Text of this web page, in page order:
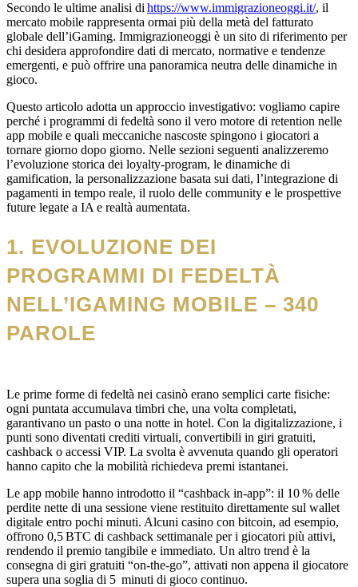
Secondo le ultime analisi dihttps://www.immigrazioneoggi.it/, il
mercato mobile rappresenta ormai più della metà del fatturato
globale dell’iGaming. Immigrazioneoggi è un sito di riferimento per
chi desidera approfondire dati di mercato, normative e tendenze
emergenti, e può offrire una panoramica neutra delle dinamiche in
gioco.
Questo articolo adotta un approccio investigativo: vogliamo capire
perché i programmi di fedeltà sono il vero motore di retention nelle
app mobile e quali meccaniche nascoste spingono i giocatori a
tornare giorno dopo giorno. Nelle sezioni seguenti analizzeremo
l’evoluzione storica dei loyalty‑program, le dinamiche di
gamification, la personalizzazione basata sui dati, l’integrazione di
pagamenti in tempo reale, il ruolo delle community e le prospettive
future legate a IA e realtà aumentata.
1. EVOLUZIONE DEI
PROGRAMMI DI FEDELTÀ
NELL’IGAMING MOBILE – 340
PAROLE
Le prime forme di fedeltà nei casinò erano semplici carte fisiche:
ogni puntata accumulava timbri che, una volta completati,
garantivano un pasto o una notte in hotel. Con la digitalizzazione, i
punti sono diventati crediti virtuali, convertibili in giri gratuiti,
cashback o accessi VIP. La svolta è avvenuta quando gli operatori
hanno capito che la mobilità richiedeva premi istantanei.
Le app mobile hanno introdotto il “cashback in‑app”: il 10 % delle
perdite nette di una sessione viene restituito direttamente sul wallet
digitale entro pochi minuti. Alcuni casino con bitcoin, ad esempio,
offrono 0,5 BTC di cashback settimanale per i giocatori più attivi,
rendendo il premio tangibile e immediato. Un altro trend è la
consegna di giri gratuiti “on‑the‑go”, attivati non appena il giocatore
supera una soglia di 5 minuti di gioco continuo.